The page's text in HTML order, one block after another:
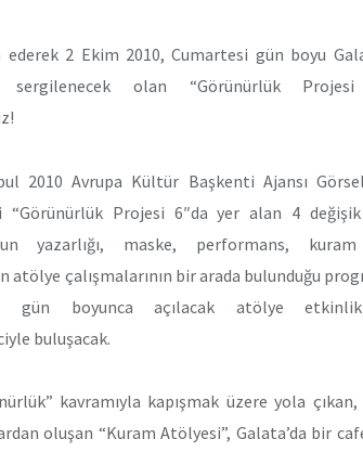
ederek 2 Ekim 2010, Cumartesi gün boyu
sergilenecek olan “Görünürlük
2010 Avrupa Kültür Başkenti Ajansı
“Görünürlük Projesi 6″da yer alan 4
yazarlığı, maske, performans,
atölye çalışmalarının bir arada bulunduğu
gün boyunca açılacak atölye
buluşacak.
kavramıyla kapışmak üzere yola
oluşan “Kuram Atölyesi”, Galata’da bir